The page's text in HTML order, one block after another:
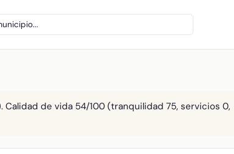
Calidad de vida 54/100 (tranquilidad 75, servicios 0,